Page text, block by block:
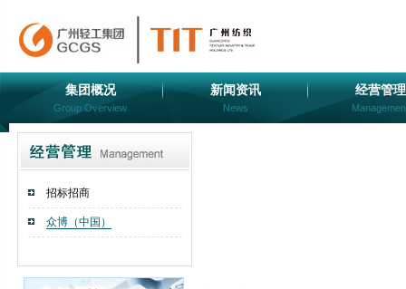
集团概况
Group Overview
新闻资讯
News
经营管理
招标招商
众博（中国）